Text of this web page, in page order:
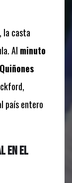
la casta
Al minuto
país entero
en el